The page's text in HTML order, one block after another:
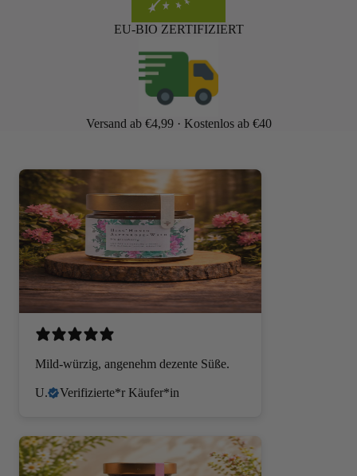
EU-BIO ZERTIFIZIERT
Versand ab €4,99 · Kostenlos ab €40
Mild-würzig, angenehm dezente Süße.
U. Verifizierte*r Käufer*in